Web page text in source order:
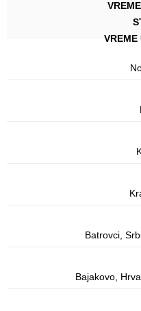
VREME
Batrovci,
Bajakovo,